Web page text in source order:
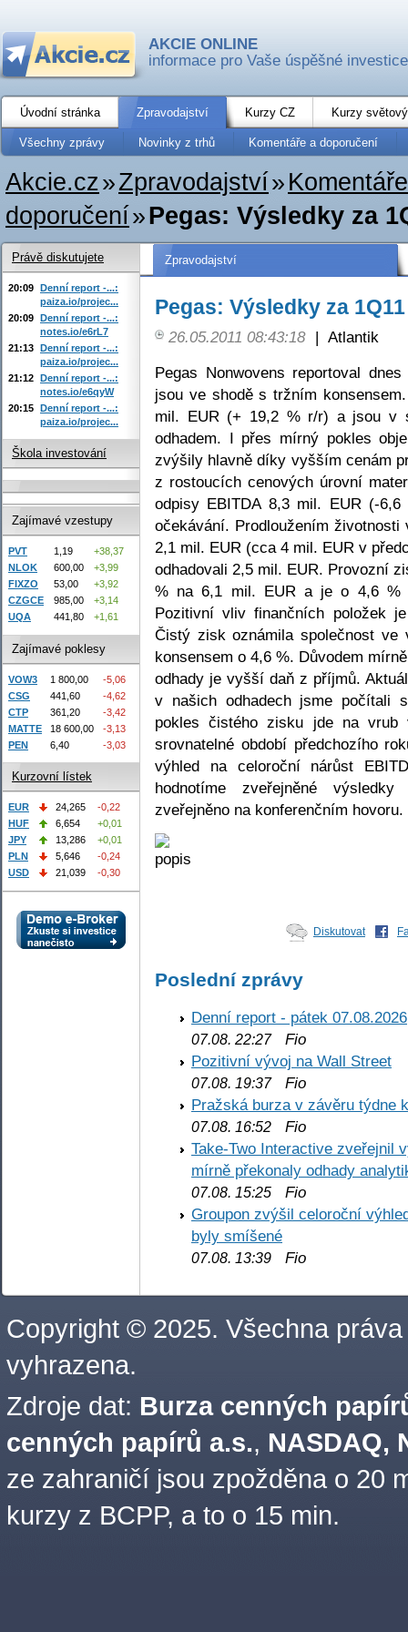
AKCIE ONLINE
informace pro Vaše úspěšné investice
Úvodní stránka Zpravodajství Kurzy CZ Kurzy
Všechny zprávy Novinky z trhů Komentáře a doporučení
Akcie.cz»Zpravodajství»
doporučení»Pegas: Výsledky za
Zpravodajství
Pegas: Výsledky za
26.05.2011 08:43:18 | Atlantik
Pegas Nonwovens reportoval
jsou ve shodě s tržním
mil. EUR (+ 19,2 % r/r) a jsou v
odhadem. I přes mírný pokles
zvýšily hlavně díky vyšším cenám
z rostoucích cenových úrovní
odpisy EBITDA 8,3 mil. EUR (-
očekávání. Prodloužením
2,1 mil. EUR (cca 4 mil. EUR v
odhadovali 2,5 mil. EUR. Provozní
% na 6,1 mil. EUR a je o 4,6 %
Pozitivní vliv finančních položek
Čistý zisk oznámila společnost
konsensem o 4,6 %. Důvodem
odhady je vyšší daň z příjmů.
v našich odhadech jsme počítali
pokles čistého zisku jde na vrub
srovnatelné období předchozího
výhled na celoroční nárůst
hodnotíme zveřejněné
zveřejněno na konferenčním hovoru.
Diskutovat
Poslední zprávy
Denní report - pátek 07.08.2026
07.08. 22:27Fio
Pozitivní vývoj na Wall Street
07.08. 19:37Fio
Pražská burza v závěru týdne
07.08. 16:52 Fio
Take-Two Interactive zveřejnil
mírně překonaly odhady
07.08. 15:25 Fio
Groupon zvýšil celoroční
byly smíšené
07.08. 13:39 Fio
Právě diskutujete
20:09 Denní report -...:
paiza.io/projec...
20:09 Denní report -...:
notes.io/e6rL7
21:13 Denní report -...:
paiza.io/projec...
21:12 Denní report -...:
notes.io/e6qyW
20:15 Denní report -...:
paiza.io/projec...
Škola investování
Zajímavé vzestupy
PVT 1,19
+38,37
NLOK
600,00
+3,99
FIXZO
53,00
+3,92
CZGCE
985,00
+3,14
UQA
441,80 +1,61
Zajímavé poklesy
VOW3 1 800,00
-5,06
CSG
441,60
-4,62
CTP
361,20
-3,42
MATTE
18 600,00
-3,13
PEN
6,40 -3,03
Kurzovní lístek
EUR 24,265
-0,22
HUF
6,654
+0,01
JPY
13,286
+0,01
PLN
5,646
-0,24
USD
21,039 -0,30
Copyright © 2025. Všechna práva
vyhrazena.
Zdroje dat: Burza cenných
cenných papírů a.s., NASDAQ,
ze zahraničí jsou zpožděna o 20
kurzy z BCPP, a to o 15 min.